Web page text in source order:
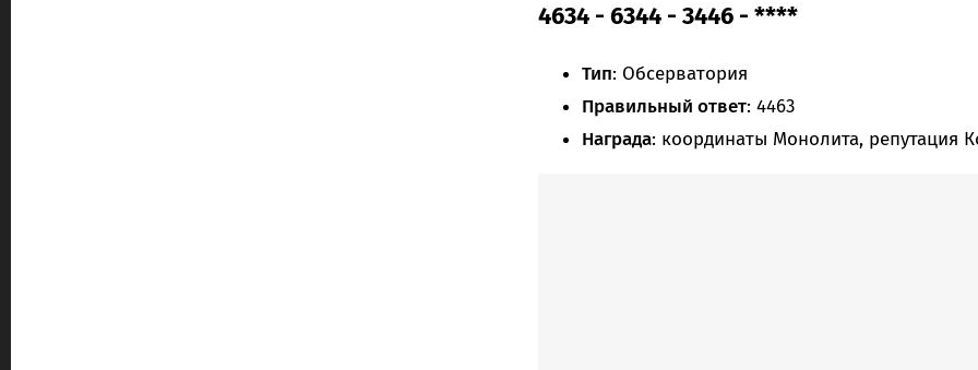
4634 - 6344 - 3446 - ****
Тип: Обсерватория
Правильный ответ: 4463
Награда: координаты Монолита, репутация